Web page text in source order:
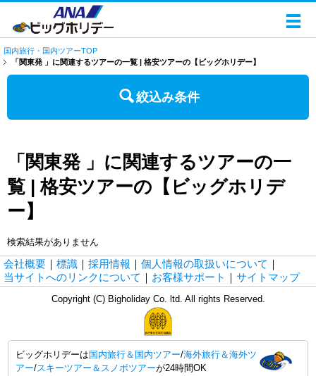
国内旅行・国内ツアーTOP
「関東発 」に関連するツアーの一覧 | 格安ツアーの【ビッグホリデー】
絞込み条件
「関東発 」に関連するツアーの一
覧 | 格安ツアーの【ビッグホリデ
ー】
検索結果がありません
会社概要 ｜ 標識 ｜ 採用情報 ｜ 個人情報の取扱いについて ｜
当サイトへのリンクについて ｜ お客様サポート ｜ サイトマップ
Copyright (C) Bigholiday Co. ltd. All rights Reserved.
ビッグホリデーは 国内旅行＆国内ツアー/海外旅行＆海外ツ
アー/スキーツアー＆スノボツアーが24時間OK